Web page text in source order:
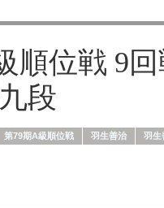
順位戦 9
段
第79期A級順位戦 羽生善治 羽生